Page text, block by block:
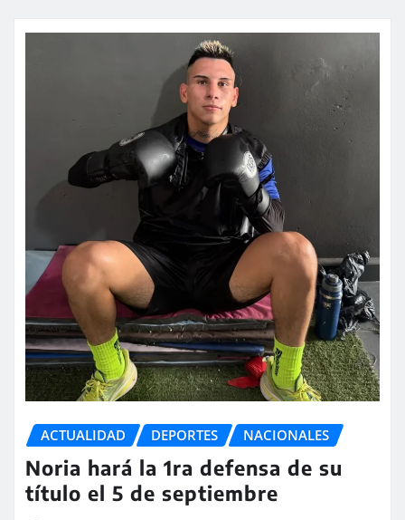
ACTUALIDAD DEPORTES NACIONALES
Noria hará la 1ra defensa de su
título el 5 de septiembre